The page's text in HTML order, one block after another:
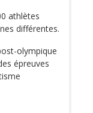
athlètes
différentes.
olympique
épreuves